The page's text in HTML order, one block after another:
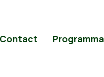
Contact Programma